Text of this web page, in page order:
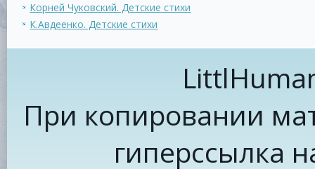
Корней Чуковский. Детские стихи
К.Авдеенко. Детские стихи
При копировании
гиперссылка